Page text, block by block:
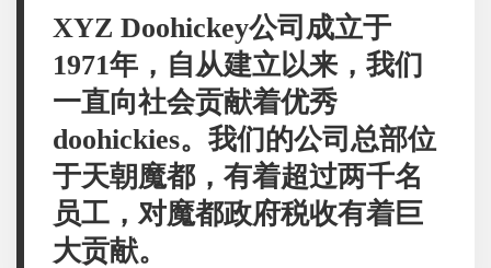
XYZ Doohickey公司成立于
1971年，自从建立以来，我们
一直向社会贡献着优秀
doohickies。我们的公司总部位
于天朝魔都，有着超过两千名
员工，对魔都政府税收有着巨
大贡献。